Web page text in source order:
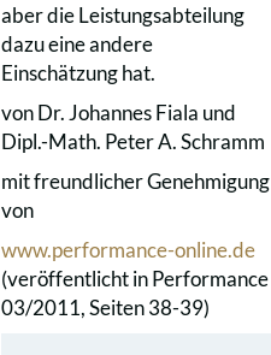
aber die Leistungsabteilung
dazu eine andere
Einschätzung hat.
von Dr. Johannes Fiala und
Dipl.-Math. Peter A. Schramm
mit freundlicher Genehmigung
von
www.performance-online.de
(veröffentlicht in Performance
03/2011, Seiten 38-39)